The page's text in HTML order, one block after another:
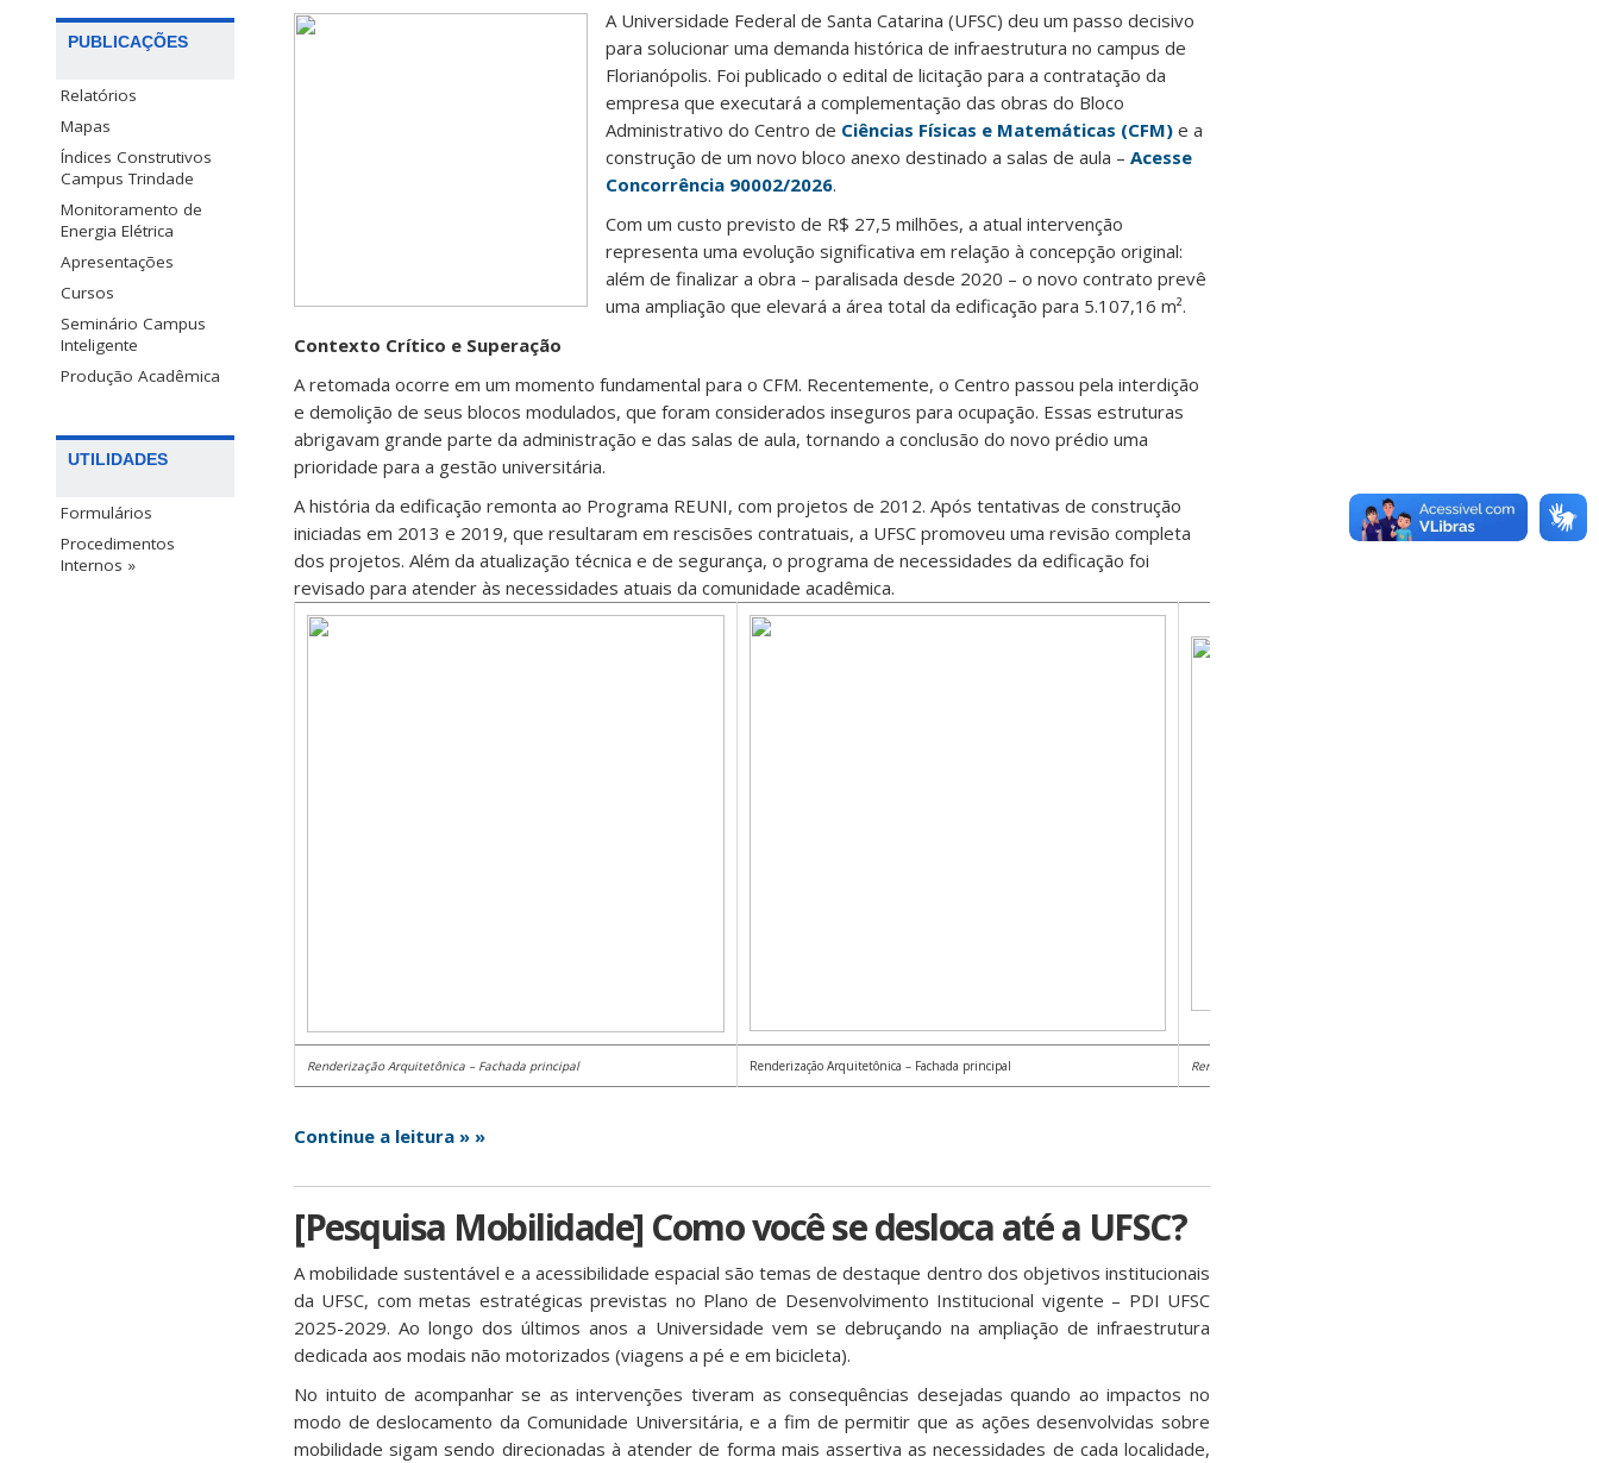
PUBLICAÇÕES
Relatórios
Mapas
Índices Construtivos
Campus Trindade
Monitoramento de
Energia Elétrica
Apresentações
Cursos
Seminário Campus
Inteligente
Produção Acadêmica
UTILIDADES
Formulários
Procedimentos
Internos »
A Universidade Federal de Santa Catarina (UFSC) deu um passo decisivo
para solucionar uma demanda histórica de infraestrutura no campus de
Florianópolis. Foi publicado o edital de licitação para a contratação da
empresa que executará a complementação das obras do Bloco
Administrativo do Centro de Ciências Físicas e Matemáticas (CFM) e a
construção de um novo bloco anexo destinado a salas de aula – Acesse
Concorrência 90002/2026.
Com um custo previsto de R$ 27,5 milhões, a atual intervenção
representa uma evolução significativa em relação à concepção original:
além de finalizar a obra – paralisada desde 2020 – o novo contrato prevê
uma ampliação que elevará a área total da edificação para 5.107,16 m².
Contexto Crítico e Superação
A retomada ocorre em um momento fundamental para o CFM. Recentemente, o Centro passou pela interdição
e demolição de seus blocos modulados, que foram considerados inseguros para ocupação. Essas estruturas
abrigavam grande parte da administração e das salas de aula, tornando a conclusão do novo prédio uma
prioridade para a gestão universitária.
A história da edificação remonta ao Programa REUNI, com projetos de 2012. Após tentativas de construção
iniciadas em 2013 e 2019, que resultaram em rescisões contratuais, a UFSC promoveu uma revisão completa
dos projetos. Além da atualização técnica e de segurança, o programa de necessidades da edificação foi
revisado para atender às necessidades atuais da comunidade acadêmica.
Renderização Arquitetônica – Fachada principal Renderização Arquitetônica – Fachada principal Renderização Arquitetônica – Fachada
Continue a leitura » »
[Pesquisa Mobilidade] Como você se desloca até a UFSC?
A mobilidade sustentável e a acessibilidade espacial são temas de destaque dentro dos objetivos institucionais
da UFSC, com metas estratégicas previstas no Plano de Desenvolvimento Institucional vigente – PDI UFSC
2025-2029. Ao longo dos últimos anos a Universidade vem se debruçando na ampliação de infraestrutura
dedicada aos modais não motorizados (viagens a pé e em bicicleta).
No intuito de acompanhar se as intervenções tiveram as consequências desejadas quando ao impactos no
modo de deslocamento da Comunidade Universitária, e a fim de permitir que as ações desenvolvidas sobre
mobilidade sigam sendo direcionadas à atender de forma mais assertiva as necessidades de cada localidade,